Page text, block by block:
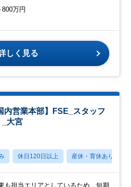
800万円
しく見る
内営業本部】FSE_スタッフ
_大宮
休日120日以上 産休・育休あり
も担当エリアとしているため、短期